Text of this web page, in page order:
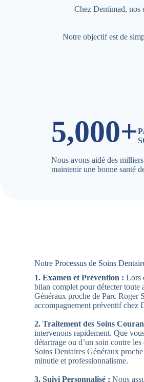
Chez Dentimad, nos
Notre objectif est de
5,000+
Nous avons aidé des
maintenir une bonne santé
Notre Processus de Soins
1. Examen et Prévention : Lors
bilan complet pour détecter toute
Généraux proche de Parc Roger
accompagnement préventif chez
2. Traitement des Soins
intervenons rapidement. Que
détartrage ou d’un soin contre
Soins Dentaires Généraux
minutie et professionnalisme.
3. Suivi Personnalisé : Nous